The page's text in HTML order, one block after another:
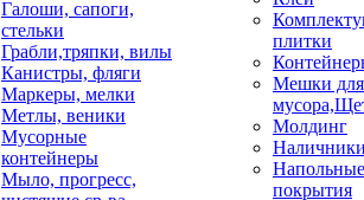
Галоши, сапоги,
стельки
Грабли,тряпки, вилы
Канистры, фляги
Маркеры, мелки
Метлы, веники
Мусорные
контейнеры
Мыло, прогресс,
плитки
Мешки для
Молдинг
Напольные
покрытия